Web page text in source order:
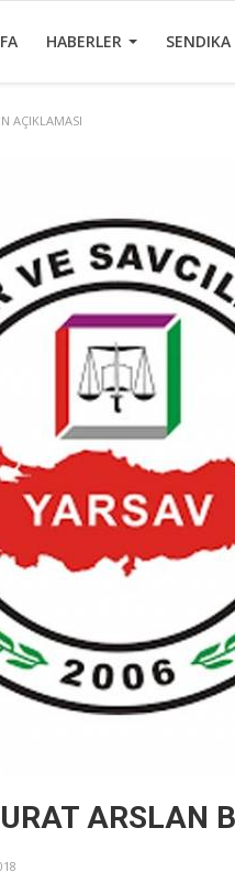
HABERLER SENDIKA
AÇIKLAMASI
ARSLAN